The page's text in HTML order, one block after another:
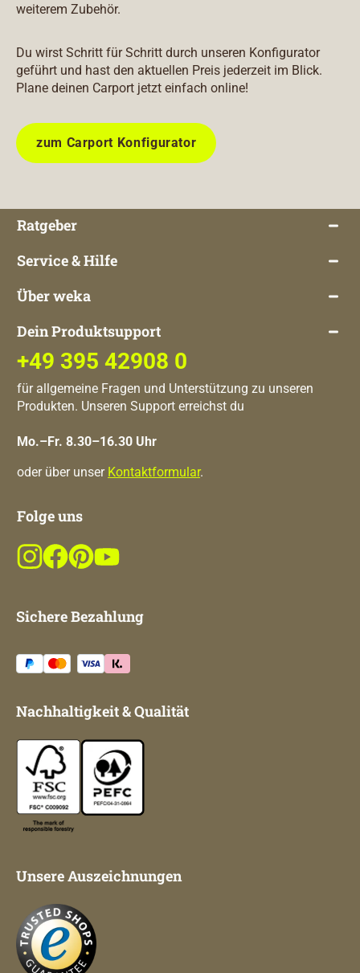
weiterem Zubehör.
Du wirst Schritt für Schritt durch unseren Konfigurator
geführt und hast den aktuellen Preis jederzeit im Blick.
Plane deinen Carport jetzt einfach online!
zum Carport Konfigurator
Ratgeber
Service & Hilfe
Über weka
Dein Produktsupport
+49 395 42908 0
für allgemeine Fragen und Unterstützung zu unseren
Produkten. Unseren Support erreichst du
Mo.–Fr. 8.30–16.30 Uhr
oder über unser Kontaktformular.
Folge uns
Sichere Bezahlung
Nachhaltigkeit & Qualität
Unsere Auszeichnungen